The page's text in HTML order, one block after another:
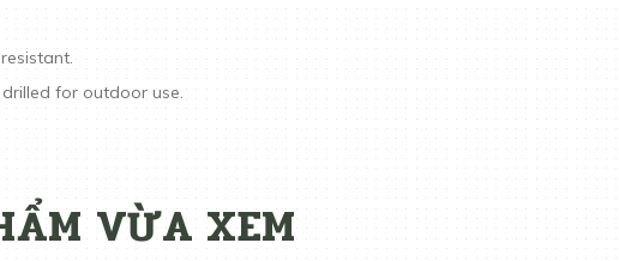
for outdoor use.
VỪA XEM